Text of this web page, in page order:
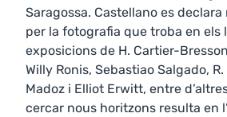
Saragossa. Castellano es
per la fotografia que troba en els
exposicions de H. Cartier-
Willy Ronis, Sebastiao Salgado,
Madoz i Elliot Erwitt, entre
cercar nous horitzons resulta en